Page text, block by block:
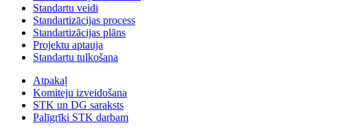
Standartu veidi
Standartizācijas process
Standartizācijas plāns
Projektu aptauja
Standartu tulkošana
Atpakaļ
Komiteju izveidošana
STK un DG saraksts
Palīgrīki STK darbam